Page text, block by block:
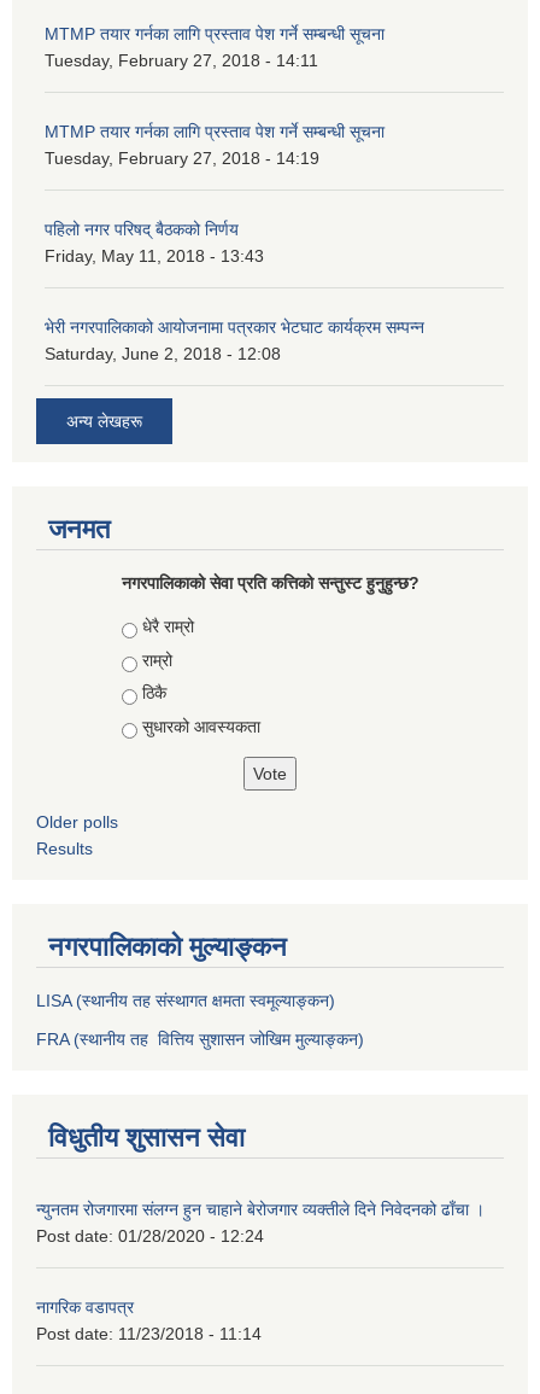
MTMP तयार गर्नका लागि प्रस्ताव पेश गर्ने सम्बन्धी सूचना
Tuesday, February 27, 2018 - 14:11
MTMP तयार गर्नका लागि प्रस्ताव पेश गर्ने सम्बन्धी सूचना
Tuesday, February 27, 2018 - 14:19
पहिलो नगर परिषद् बैठकको निर्णय
Friday, May 11, 2018 - 13:43
भेरी नगरपालिकाको आयोजनामा पत्रकार भेटघाट कार्यक्रम सम्पन्न
Saturday, June 2, 2018 - 12:08
अन्य लेखहरू
जनमत
नगरपालिकाको सेवा प्रति कत्तिको सन्तुस्ट हुनुहुन्छ?
Choices
धेरै राम्रो
राम्रो
ठिकै
सुधारको आवस्यकता
Older polls
Results
नगरपालिकाको मुल्याङ्कन
LISA (स्थानीय तह संस्थागत क्षमता स्वमूल्याङ्कन)
FRA (स्थानीय तह वित्तिय सुशासन जोखिम मुल्याङ्कन)
विधुतीय शुसासन सेवा
न्युनतम रोजगारमा संलग्न हुन चाहाने बेरोजगार व्यक्तीले दिने निवेदनको ढाँचा ।
Post date: 01/28/2020 - 12:24
नागरिक वडापत्र
Post date: 11/23/2018 - 11:14